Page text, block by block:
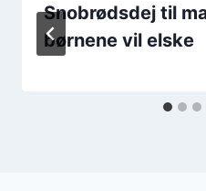
Snobrødsdej til
børnene vil elske